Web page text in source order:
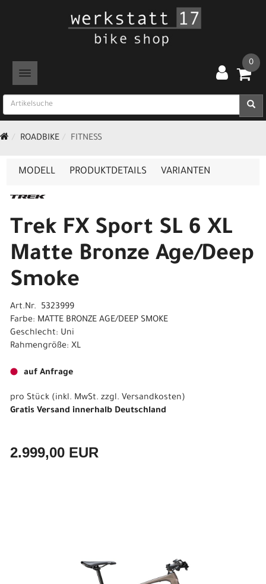
TOGGLE NAVIGATION
0
ROADBIKE FITNESS
MODELL PRODUKTDETAILS VARIANTEN
Trek FX Sport SL 6 XL
Matte Bronze Age/Deep
Smoke
Art.Nr. 5323999
Farbe: MATTE BRONZE AGE/DEEP SMOKE
Geschlecht: Uni
Rahmengröße: XL
auf Anfrage
pro Stück (inkl. MwSt. zzgl. Versandkosten)
Gratis Versand innerhalb Deutschland
2.999,00 EUR